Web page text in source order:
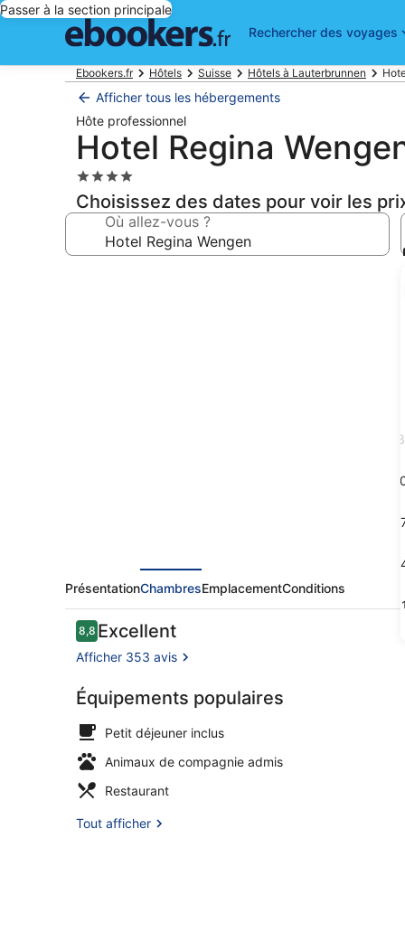
Passer à la section principale
Rechercher des voyages
Ebookers.fr Hôtels Suisse Hôtels à Lauterbrunnen
Afficher tous les hébergements
Hôte professionnel
Hotel Regina
Hébergement
4.0 étoiles
Choisissez des dates pour voir les
Où allez-vous ?
3
31
PrésentationChambresEmplacementConditions
Avis
voyageurs
8,88,8 sur 10
Excellent
Afficher 353 avis
Équipements populaires
Petit déjeuner inclus
Animaux de compagnie admis
Restaurant
Tout afficher